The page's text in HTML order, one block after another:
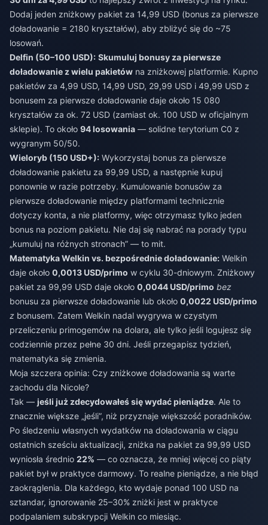
Dodaj jeden zniżkowy pakiet za 14,99 USD (bonus za pierwsze
doładowanie = 2180 kryształów), aby zbliżyć się do ~75
losowań.
Delfin (50–100 USD): Skumuluj bonusy za pierwsze
doładowanie z wielu pakietów na zniżkowej platformie. Kupno
pakietów za 4,99 USD, 14,99 USD, 29,99 USD i 49,99 USD z
bonusem za pierwsze doładowanie daje około 15 080
kryształów za ok. 72 USD (zamiast ok. 100 USD w oficjalnym
sklepie). To około 94 losowania — solidne terytorium C0 z
wygranym 50/50.
Wieloryb (150 USD+): Wykorzystaj bonus za pierwsze
doładowanie pakietu za 99,99 USD, a następnie kupuj
ponownie w razie potrzeby. Kumulowanie bonusów za
pierwsze doładowanie między platformami technicznie
dotyczy konta, a nie platformy, więc otrzymasz tylko jeden
bonus na poziom pakietu. Nie daj się nabrać na porady typu
„kumuluj na różnych stronach” — to mit.
Matematyka Welkin vs. bezpośrednie doładowanie: Welkin
daje około 0,0013 USD/primo w cyklu 30-dniowym. Zniżkowy
pakiet za 99,99 USD daje około 0,0044 USD/primo bez
bonusu za pierwsze doładowanie lub około 0,0022 USD/primo
z bonusem. Zatem Welkin nadal wygrywa w czystym
przeliczeniu primogemów na dolara, ale tylko jeśli logujesz się
codziennie przez pełne 30 dni. Jeśli przegapisz tydzień,
matematyka się zmienia.
Moja szczera opinia: Czy zniżkowe doładowania są warte
zachodu dla Nicole?
Tak — jeśli już zdecydowałeś się wydać pieniądze. Ale to
znacznie większe „jeśli”, niż przyznaje większość poradników.
Po śledzeniu własnych wydatków na doładowania w ciągu
ostatnich sześciu aktualizacji, zniżka na pakiet za 99,99 USD
wyniosła średnio 22% — co oznacza, że mniej więcej co piąty
pakiet był w praktyce darmowy. To realne pieniądze, a nie błąd
zaokrąglenia. Dla każdego, kto wydaje ponad 100 USD na
sztandar, ignorowanie 25–30% zniżki jest w praktyce
podpalaniem subskrypcji Welkin co miesiąc.